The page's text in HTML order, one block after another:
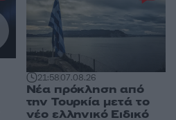
21:5807.08.26
Νέα πρόκληση από
την Τουρκία μετά το
νέο ελληνικό Ειδικό